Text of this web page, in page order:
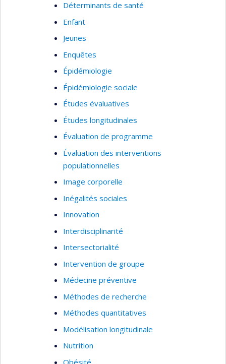
Déterminants de santé
Enfant
Jeunes
Enquêtes
Épidémiologie
Épidémiologie sociale
Études évaluatives
Études longitudinales
Évaluation de programme
Évaluation des interventions
populationnelles
Image corporelle
Inégalités sociales
Innovation
Interdisciplinarité
Intersectorialité
Intervention de groupe
Médecine préventive
Méthodes de recherche
Méthodes quantitatives
Modélisation longitudinale
Nutrition
Obésité